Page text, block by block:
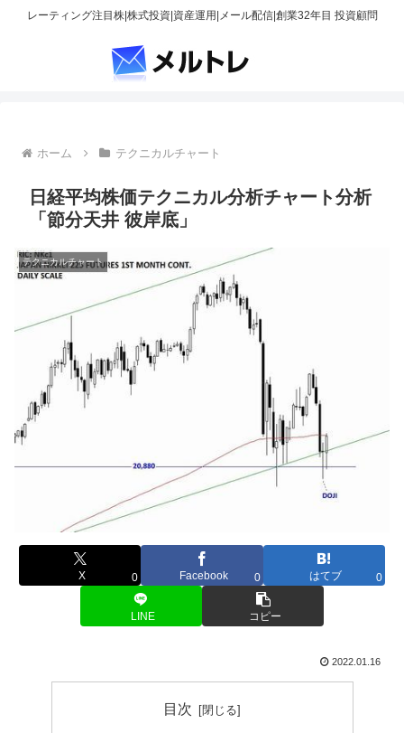
レーティング注目株|株式投資|資産運用|メール配信|創業32年目 投資顧問
ホーム テクニカルチャート
日経平均株価テクニカル分析チャート分析
「節分天井 彼岸底」
テクニカルチャート
X 0 Facebook 0 はてブ 0
LINE コピー
2022.01.16
目次